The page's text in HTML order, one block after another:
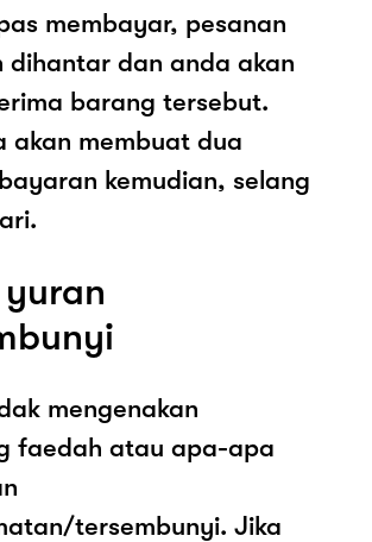
membayar, pesanan
dihantar dan anda akan
barang tersebut.
akan membuat dua
kemudian, selang
mengenakan
faedah atau apa-apa
tersembunyi. Jika